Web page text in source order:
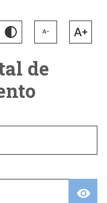
de
visibility